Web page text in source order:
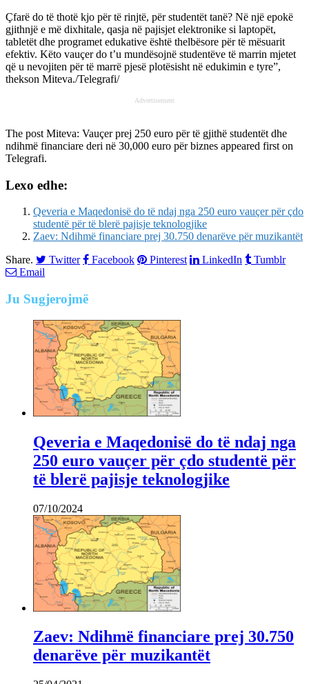
Çfarë do të thotë kjo për të rinjtë, për studentët tanë? Në një epokë
gjithnjë e më dixhitale, qasja në pajisjet elektronike si laptopët,
tabletët dhe programet edukative është thelbësore për të mësuarit
efektiv. Këto vauçer do t’u mundësojnë studentëve të marrin mjetet
që u nevojiten për të marrë pjesë plotësisht në edukimin e tyre”,
thekson Miteva./Telegrafi/
Advertisement
The post Miteva: Vauçer prej 250 euro për të gjithë studentët dhe
ndihmë financiare deri në 30,000 euro për biznes appeared first on
Telegrafi.
Lexo edhe:
Qeveria e Maqedonisë do të ndaj nga 250 euro vauçer për çdo
studentë për të blerë pajisje teknologjike
Zaev: Ndihmë financiare prej 30.750 denarëve për muzikantët
Share.
Twitter Facebook Pinterest LinkedIn
Tumblr
Email
Ju Sugjerojmë
Qeveria e Maqedonisë do të ndaj nga
250 euro vauçer për çdo studentë për
të blerë pajisje teknologjike
07/10/2024
Zaev: Ndihmë financiare prej 30.750
denarëve për muzikantët